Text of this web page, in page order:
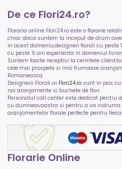
De ce Flori24.ro?
Floraria online Flori24.ro este o florarie
chiar daca suntem la inceput de drum
in acest domeniu,designeri florali cu peste
cu peste 9 ani experienta in domeniul
Suntem foarte receptivi la cerintele
cele mai prospete si mai frumoase
Romaneasca.
Designerii Florali ai Flori24.ro sunt in pas
noi aranjamente si buchete de flori.
Personalul call center este dedicat pentru
cu dumneavoastra si pentru a va
aranjamentelor florale perfecte pentru
Florarie Online